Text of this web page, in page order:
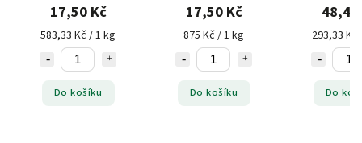
17,50 Kč
583,33 Kč / 1 kg
Do košíku
17,50 Kč
875 Kč / 1 kg
Do košíku
48,40
293,33
Do